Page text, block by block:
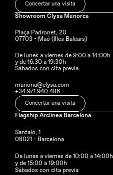
Concertar una visita
Showroom Clysa Menorca
Plaça Padronet, 20
07703 - Maó (Illes Balears)
De lunes a viernes de 9:00 a 14:00h
y de 16:30 a 19:30h
Sábados con cita previa
mariona@clysa.com
+34 971 940 486
Concertar una visita
Flagship Arclinea Barcelona
Santaló, 1
08021 - Barcelona
De lunes a viernes de 10:00 a 14:00h
y de 15:00 a 19:00h
Sábados con cita previa